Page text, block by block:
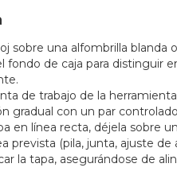
sobre una alfombrilla blanda
fondo de caja para distinguir
de trabajo de la
gradual con un par
en línea recta, déjela sobre
prevista (pila, junta, ajuste
la tapa, asegurándose de